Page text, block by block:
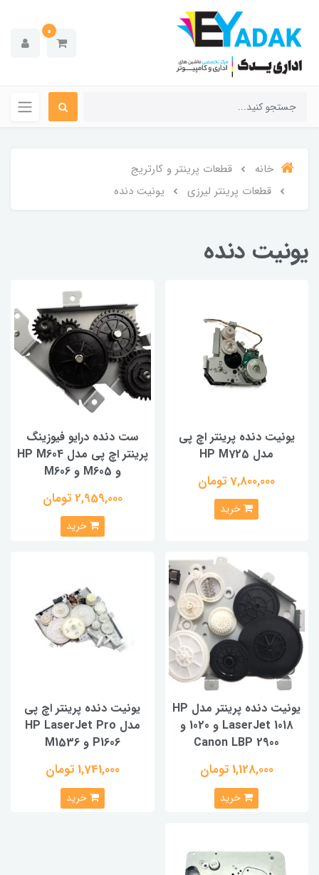
0
خانه
قطعات پرینتر و کارتریج
قطعات پرینتر لیرزی
یونیت دنده
یونیت دنده
یونیت دنده پرینتر اچ پی
مدل HP M725
7,800,000 تومان
خرید
ست دنده درایو فیوزینگ
پرینتر اچ پی مدل HP M604
و M605 و M606
2,959,000 تومان
خرید
یونیت دنده پرینتر مدل HP
LaserJet 1018 و 1020 و
Canon LBP 2900
1,128,000 تومان
خرید
یونیت دنده پرینتر اچ پی
مدل HP LaserJet Pro
P1606 و M1536
1,741,000 تومان
خرید